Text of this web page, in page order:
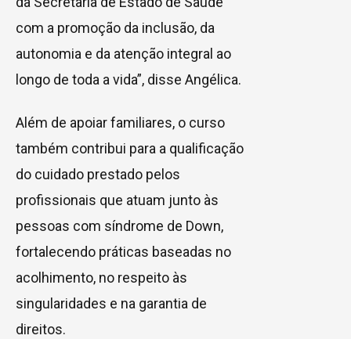
com a promoção da inclusão, da
autonomia e da atenção integral ao
longo de toda a vida”, disse Angélica.
Além de apoiar familiares, o curso
também contribui para a qualificação
do cuidado prestado pelos
profissionais que atuam junto às
pessoas com síndrome de Down,
fortalecendo práticas baseadas no
acolhimento, no respeito às
singularidades e na garantia de
direitos.